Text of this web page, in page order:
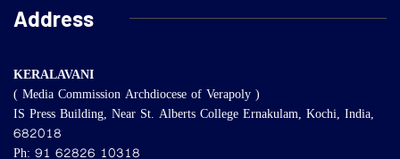
Address
KERALAVANI
( Media Commission Archdiocese of Verapoly )
IS Press Building, Near St. Alberts College Ernakulam, Kochi, India,
682018
Ph: 91 62826 10318